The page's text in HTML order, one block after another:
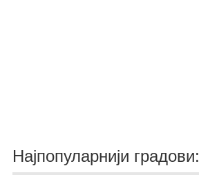
Најпопуларнији градови: